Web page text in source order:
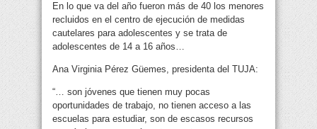
En lo que va del año fueron más de 40 los menores
recluidos en el centro de ejecución de medidas
cautelares para adolescentes y se trata de
adolescentes de 14 a 16 años…
Ana Virginia Pérez Güemes, presidenta del TUJA:
“… son jóvenes que tienen muy pocas
oportunidades de trabajo, no tienen acceso a las
escuelas para estudiar, son de escasos recursos